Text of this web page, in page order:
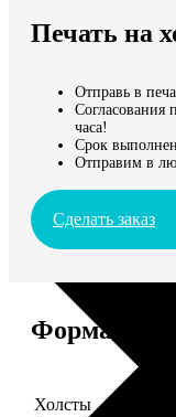
Мы доставляем по
Печать на
Отправь в
Согласования
часа!
Срок
Отправим в
Сделать заказ
Форматы и
Холсты